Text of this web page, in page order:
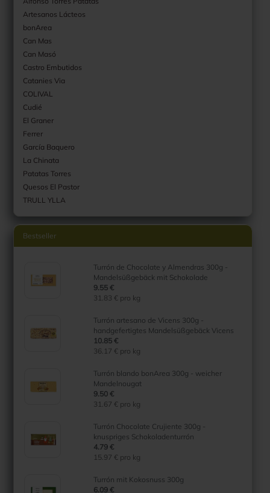
Artesanos Lácteos
bonArea
Can Mas
Can Masó
Castro Embutidos
Catanies Via
COLIVAL
Cudié
El Graner
Ferrer
García Baquero
La Chinata
Patatas Torres
Quesos El Pastor
TRULL YLLA
Bestseller
Turrón de Chocolate y Almendras 300g -
Mandelsüßgebäck mit Schokolade
9.55 €
31.83 € pro kg
Turrón artesano de Vicens 300g -
handgefertigtes Mandelsüßgebäck Vicens
10.85 €
36.17 € pro kg
Turrón blando bonArea 300g - weicher
Mandelnougat
9.50 €
31.67 € pro kg
Turrón Chocolate Crujiente 300g -
knuspriges Schokoladenturrón
4.79 €
15.97 € pro kg
Turrón mit Kokosnuss 300g
6.09 €